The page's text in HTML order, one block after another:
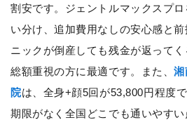
割安です。ジェントルマックスプ
い分け、追加費用なしの安心感と
ニックが倒産しても残金が返ってく
総額重視の方に最適です。また、湘
院は、全身+顔5回が53,800円程度
期限がなく全国どこでも通いやす